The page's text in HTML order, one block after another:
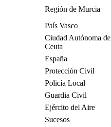
Región de Murcia
País Vasco
Ciudad Autónoma de
Ceuta
España
Protección Civil
Policía Local
Guardia Civil
Ejército del Aire
Sucesos